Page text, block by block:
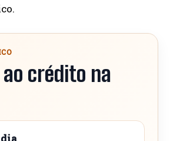
crédito na